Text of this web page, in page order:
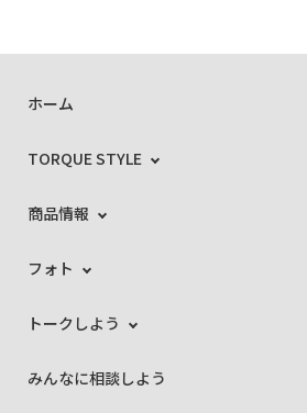
ホーム
TORQUE STYLE
商品情報
フォト
トークしよう
みんなに相談しよう